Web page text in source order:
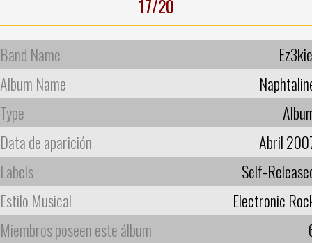
17/20
Band Name
Album Name
Type
Data de aparición
Abril
Labels
Self-
Estilo Musical
Electronic
Miembros poseen este álbum